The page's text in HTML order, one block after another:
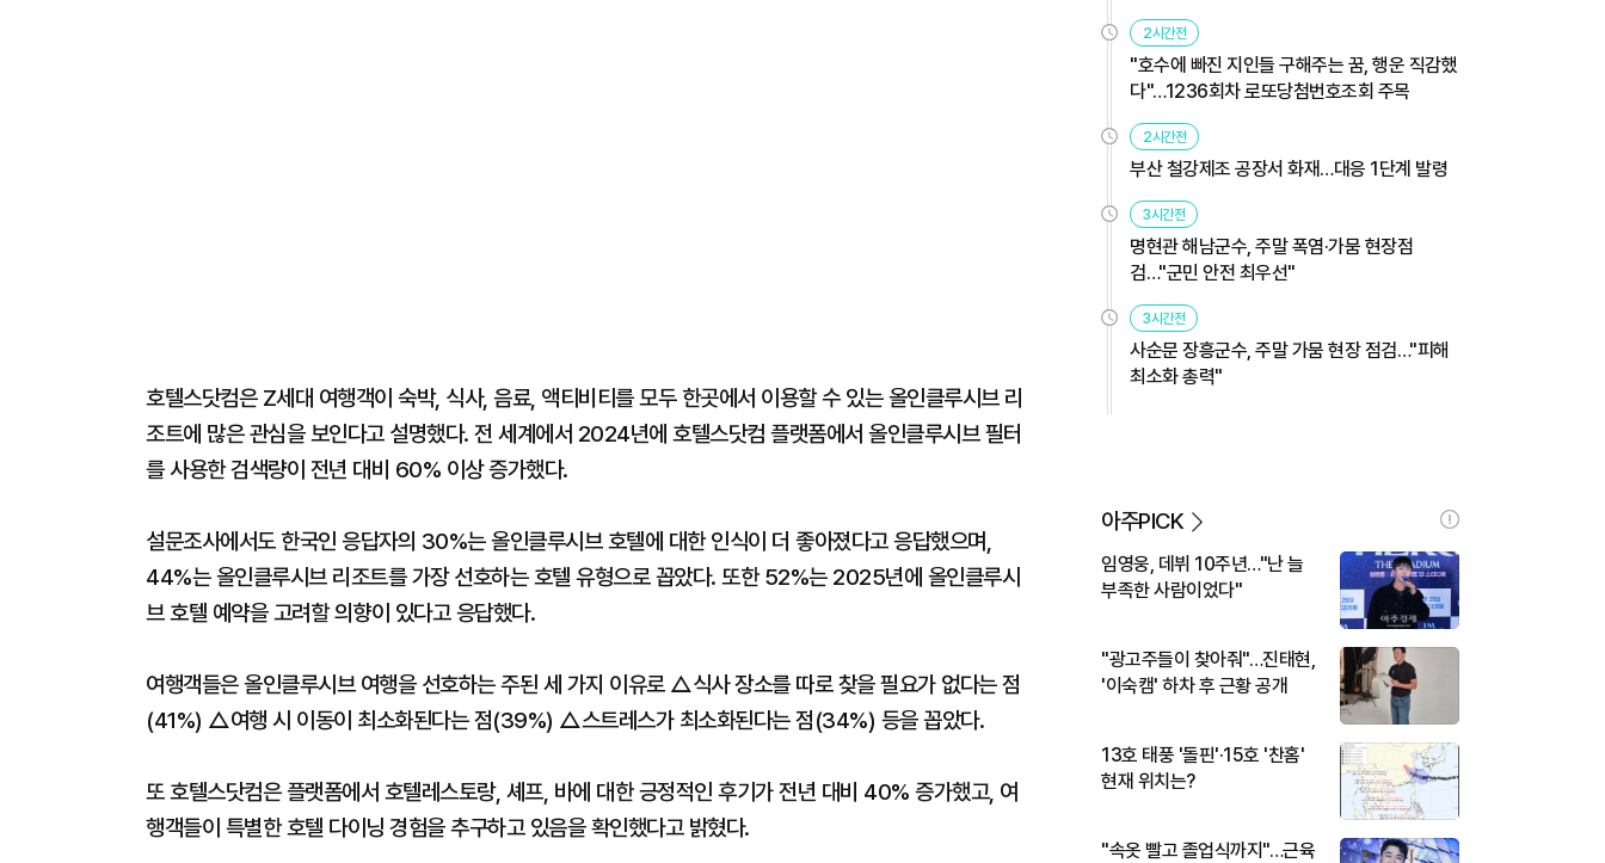
호텔스닷컴은 Z세대 여행객이 숙박, 식사, 음료, 액티비티를 모두 한곳에서 이용할 수 있는 올인클루시브 리
조트에 많은 관심을 보인다고 설명했다. 전 세계에서 2024년에 호텔스닷컴 플랫폼에서 올인클루시브 필터
를 사용한 검색량이 전년 대비 60% 이상 증가했다.
설문조사에서도 한국인 응답자의 30%는 올인클루시브 호텔에 대한 인식이 더 좋아졌다고 응답했으며,
44%는 올인클루시브 리조트를 가장 선호하는 호텔 유형으로 꼽았다. 또한 52%는 2025년에 올인클루시
브 호텔 예약을 고려할 의향이 있다고 응답했다.
여행객들은 올인클루시브 여행을 선호하는 주된 세 가지 이유로 △식사 장소를 따로 찾을 필요가 없다는 점
(41%) △여행 시 이동이 최소화된다는 점(39%) △스트레스가 최소화된다는 점(34%) 등을 꼽았다.
또 호텔스닷컴은 플랫폼에서 호텔레스토랑, 셰프, 바에 대한 긍정적인 후기가 전년 대비 40% 증가했고, 여
행객들이 특별한 호텔 다이닝 경험을 추구하고 있음을 확인했다고 밝혔다.
外
2시간전
"호수에 빠진 지인들 구해주는 꿈, 행운 직감했
다"…1236회차 로또당첨번호조회 주목
2시간전
부산 철강제조 공장서 화재…대응 1단계 발령
3시간전
명현관 해남군수, 주말 폭염·가뭄 현장점
검…"군민 안전 최우선"
3시간전
사순문 장흥군수, 주말 가뭄 현장 점검…"피해
최소화 총력"
아주PICK
임영웅, 데뷔 10주년…"난 늘
부족한 사람이었다"
"광고주들이 찾아줘"…진태현,
'이숙캠' 하차 후 근황 공개
13호 태풍 '돌핀'·15호 '찬홈'
현재 위치는?
"속옷 빨고 졸업식까지"…근육